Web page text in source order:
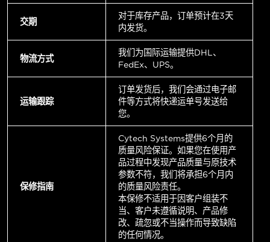
交期
对于库存产品，订单预计在3天
内发货。
物流方式
我们为国际运输提供DHL、
FedEx、UPS。
运输跟踪
订单发货后，我们会通过电子邮
件等方式将快递运单号发送给
您。
保修指南
Cytech Systems提供6个月的
质量风险保证。如果您在使用产
品过程中发现产品质量与原技术
参数不符，我们将承担6个月内
的质量风险责任。
本保修不适用于因客户组装不
当、客户未遵循说明、产品修
改、疏忽或不当操作而导致缺陷
的任何情况。